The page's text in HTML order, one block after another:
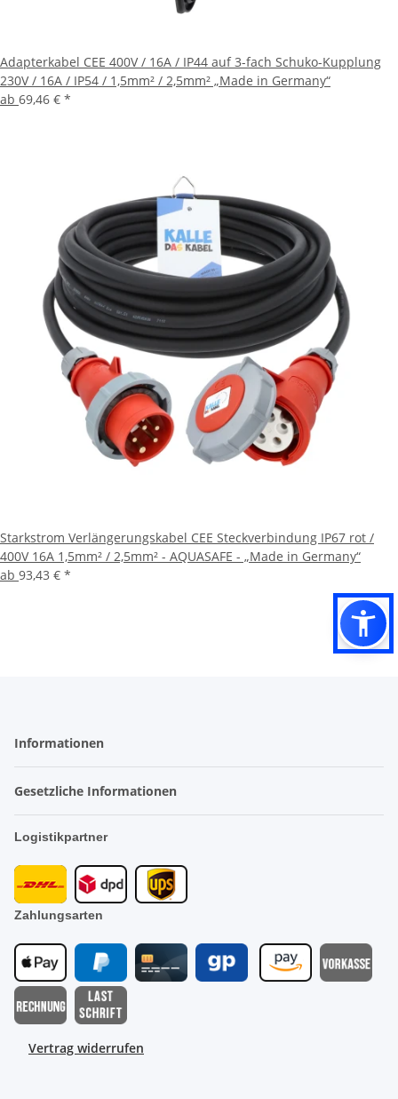
Adapterkabel CEE 400V / 16A / IP44 auf 3-fach Schuko-Kupplung
230V / 16A / IP54 / 1,5mm² / 2,5mm² „Made in Germany“
ab 69,46 € *
Starkstrom Verlängerungskabel CEE Steckverbindung IP67 rot /
400V 16A 1,5mm² / 2,5mm² - AQUASAFE - „Made in Germany“
ab 93,43 € *
Informationen
Gesetzliche Informationen
Logistikpartner
Zahlungsarten
Vertrag widerrufen